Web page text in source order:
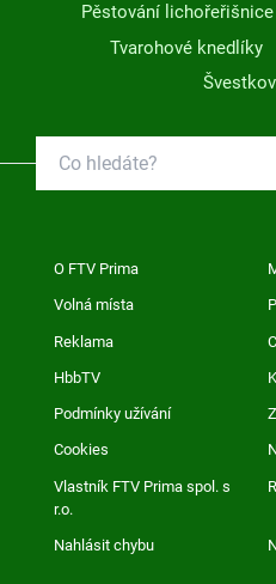
Pěstování lichořeřišnice
Tvarohové knedlíky
O FTV Prima
Volná místa
Reklama
HbbTV
Podmínky užívání
Cookies
Vlastník FTV Prima spol. s
r.o.
Nahlásit chybu